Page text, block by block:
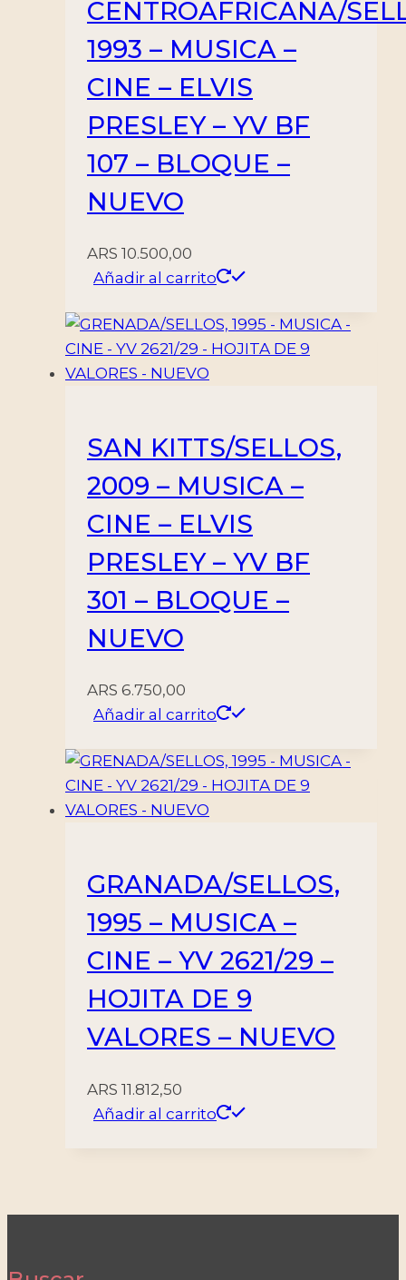
CENTROAFRICANA/
1993 – MUSICA –
CINE – ELVIS
PRESLEY – YV BF
107 – BLOQUE –
NUEVO
ARS 10.500,00
Añadir al carrito
SAN KITTS/SELLOS,
2009 – MUSICA –
CINE – ELVIS
PRESLEY – YV BF
301 – BLOQUE –
NUEVO
ARS 6.750,00
Añadir al carrito
GRANADA/SELLOS,
1995 – MUSICA –
CINE – YV 2621/29 –
HOJITA DE 9
VALORES – NUEVO
ARS 11.812,50
Añadir al carrito